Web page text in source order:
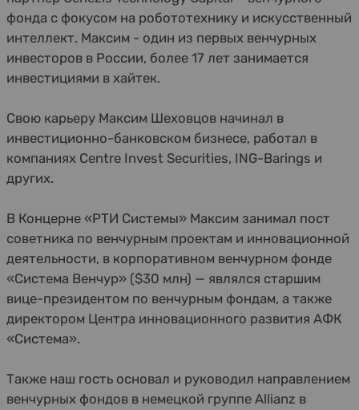
фонда с фокусом на робототехнику и искусственный
интеллект. Максим - один из первых венчурных
инвесторов в России, более 17 лет занимается
инвестициями в хайтек.
Свою карьеру Максим Шеховцов начинал в
инвестиционно-банковском бизнесе, работал в
компаниях Centre Invest Securities, ING-Barings и
других.
В Концерне «РТИ Системы» Максим занимал пост
советника по венчурным проектам и инновационной
деятельности, в корпоративном венчурном фонде
«Система Венчур» ($30 млн) — являлся старшим
вице-президентом по венчурным фондам, а также
директором Центра инновационного развития АФК
«Система».
Также наш гость основал и руководил направлением
венчурных фондов в немецкой группе Allianz в